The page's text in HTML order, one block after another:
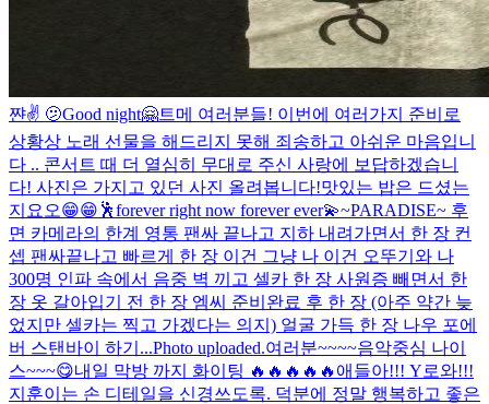
쨘✌️ 🫤Good night🤗트메 여러분들! 이번에 여러가지 준비로
상황상 노래 선물을 해드리지 못해 죄송하고 아쉬운 마음입니
다 .. 콘서트 때 더 열심히 무대로 주신 사랑에 보답하겠습니
다! 사진은 가지고 있던 사진 올려봅니다!맛있는 밥은 드셨는
지요오😁😁 🕺forever right now forever ever💫~PARADISE~ 후
면 카메라의 한계 영통 팬싸 끝나고 지하 내려가면서 한 장 컨
셉 팬싸끝나고 빠르게 한 장 이건 그냥 나 이건 오뚜기와 나
300명 인파 속에서 음중 벽 끼고 셀카 한 장 사원증 빼면서 한
장 옷 갈아입기 전 한 장 엠씨 준비완료 후 한 장 (아주 약간 늦
었지만 셀카는 찍고 가겠다는 의지) 얼굴 가득 한 장 나우 포에
버 스탠바이 하기...Photo uploaded.여러분~~~~음악중심 나이
스~~~😋내일 막방 까지 화이팅 🔥🔥🔥🔥🔥 애들아!!! Y로와!!!
지훈이는 손 디테일을 신경쓰도록. 덕분에 정말 행복하고 좋은